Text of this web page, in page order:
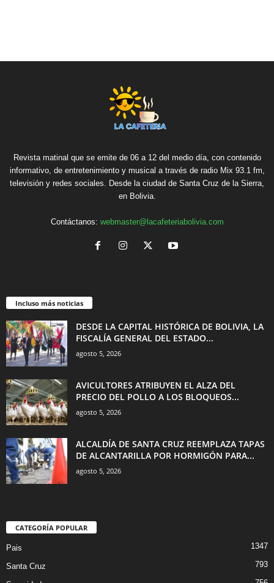
Revista matinal que se emite de 06 a 12 del medio día, con contenido
informativo, de entretenimiento y musical a través de radio Mix 93.1 fm,
televisión y redes sociales. Desde la ciudad de Santa Cruz de la Sierra,
en Bolivia.
Contáctanos: webmaster@lacafeteriabolivia.com
Incluso más noticias
DESDE LA CAPITAL HISTÓRICA DE BOLIVIA, LA
FISCALÍA GENERAL DEL ESTADO...
agosto 5, 2026
AVICULTORES ATRIBUYEN EL ALZA DEL
PRECIO DEL POLLO A LOS BLOQUEOS...
agosto 5, 2026
ALCALDÍA DE SANTA CRUZ REEMPLAZA TAPAS
DE ALCANTARILLA POR HORMIGÓN PARA...
agosto 5, 2026
CATEGORÍA POPULAR
Pais 1347
Santa Cruz 793